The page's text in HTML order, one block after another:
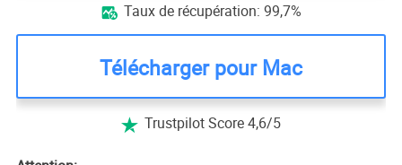
 Taux de récupération: 99,7%
Télécharger pour Mac
 Trustpilot Score 4,6/5